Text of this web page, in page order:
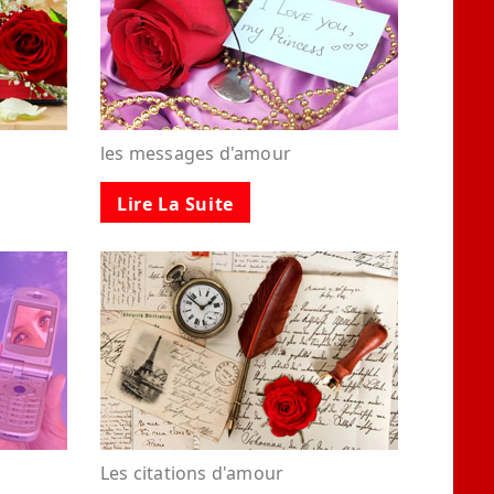
les messages d'amour
Lire La Suite
Les citations d'amour